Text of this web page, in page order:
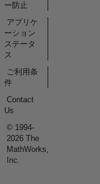
ー防止
アプリケ
ーション
ステータ
ス
ご利用条
件
Contact
Us
© 1994-
2026 The
MathWorks,
Inc.